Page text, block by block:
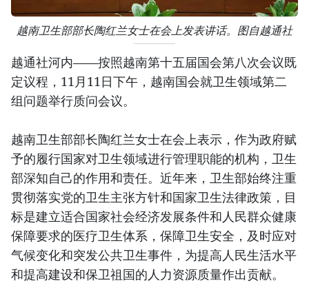
越南卫生部部长陶红兰女士在会上发表讲话。图自越通社
越通社河内——按照越南第十五届国会第八次会议既
定议程，11月11日下午，越南国会就卫生领域第二
组问题举行质问会议。
越南卫生部部长陶红兰女士在会上表示，作为政府赋
予的履行国家对卫生领域进行管理职能的机构，卫生
部深知自己的作用和责任。近年来，卫生部始终注重
贯彻落实党的卫生主张方针和国家卫生法律政策，目
标是建立适合国家社会经济发展条件和人民群众健康
保障要求的医疗卫生体系，保障卫生安全，及时应对
气候变化和突发公共卫生事件，为提高人民生活水平
和提高建设和保卫祖国的人力资源质量作出贡献。